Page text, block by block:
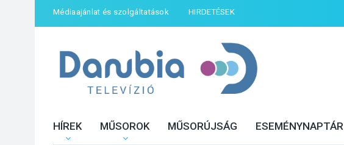
Médiaajánlat és szolgáltatások HIRDETÉSEK
HÍREK MŰSOROK MŰSORÚJSÁG ESEMÉNYNAPTÁR